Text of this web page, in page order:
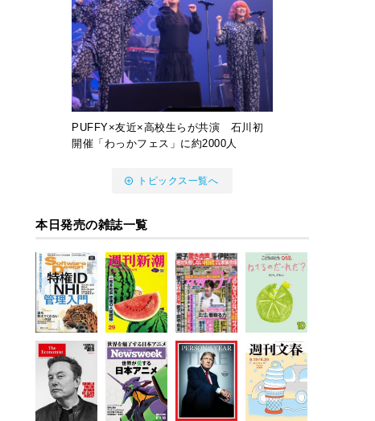
PUFFY×友近×高校生らが共演 石川初
開催「わっかフェス」に約2000人
トピックス一覧へ
本日発売の雑誌一覧